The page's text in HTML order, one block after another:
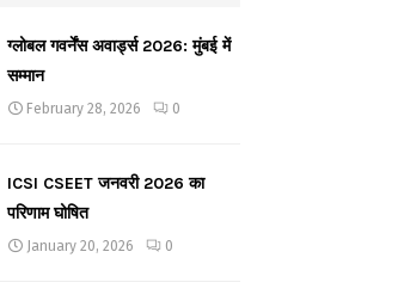
ग्लोबल गवर्नेंस अवार्ड्स 2026: मुंबई में
सम्मान
February 28, 2026 0
ICSI CSEET जनवरी 2026 का
परिणाम घोषित
January 20, 2026 0